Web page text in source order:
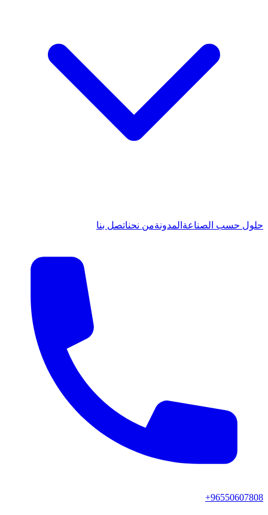
حلول حسب الصناعة المدونةمن نحناتصل بنا
+96550607808